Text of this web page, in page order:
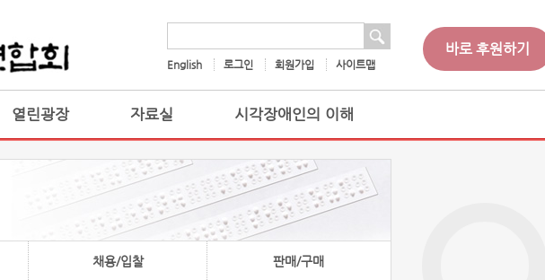
English 로그인 회원가입 사이트맵
바로 후원하기
열린광장 자료실 시각장애인의 이해
채용/입찰 판매/구매